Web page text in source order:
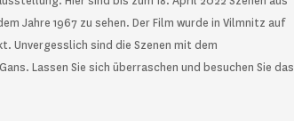
Jahre 1967 zu sehen. Der Film wurde in Vilmnitz auf
Unvergesslich sind die Szenen mit dem
Lassen Sie sich überraschen und besuchen Sie das